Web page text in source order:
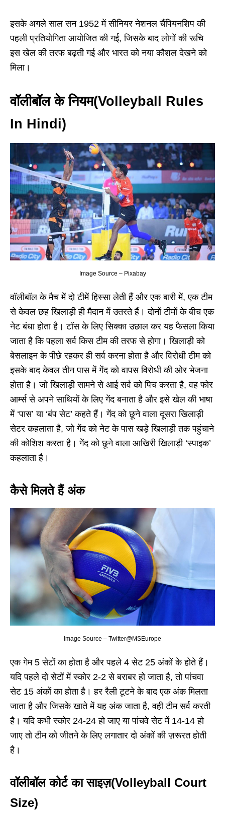
इसके अगले साल सन 1952 में सीनियर नेशनल चैंपियनशिप की
पहली प्रतियोगिता आयोजित की गई, जिसके बाद लोगों की रूचि
इस खेल की तरफ बढ़ती गई और भारत को नया कौशल देखने को
मिला।
वॉलीबॉल के नियम(Volleyball Rules
In Hindi)
Image Source – Pixabay
वॉलीबॉल के मैच में दो टीमें हिस्सा लेती हैं और एक बारी में, एक टीम
से केवल छह खिलाड़ी ही मैदान में उतरते हैं। दोनों टीमों के बीच एक
नेट बंधा होता है। टॉस के लिए सिक्का उछाल कर यह फैसला किया
जाता है कि पहला सर्व किस टीम की तरफ से होगा। खिलाड़ी को
बेसलाइन के पीछे रहकर ही सर्व करना होता है और विरोधी टीम को
इसके बाद केवल तीन पास में गेंद को वापस विरोधी की ओर भेजना
होता है। जो खिलाड़ी सामने से आई सर्व को पिच करता है, वह फोर
आर्म्स से अपने साथियों के लिए गेंद बनाता है और इसे खेल की भाषा
में ‘पास’ या ‘बंप सेट’ कहते हैं। गेंद को छूने वाला दूसरा खिलाड़ी
सेटर कहलाता है, जो गेंद को नेट के पास खड़े खिलाड़ी तक पहुंचाने
की कोशिश करता है। गेंद को छूने वाला आखिरी खिलाड़ी ‘स्पाइक’
कहलाता है।
कैसे मिलते हैं अंक
Image Source – Twitter@MSEurope
एक गेम 5 सेटों का होता है और पहले 4 सेट 25 अंकों के होते हैं।
यदि पहले दो सेटों में स्कोर 2-2 से बराबर हो जाता है, तो पांचवा
सेट 15 अंकों का होता है। हर रैली टूटने के बाद एक अंक मिलता
जाता है और जिसके खाते में यह अंक जाता है, वही टीम सर्व करती
है। यदि कभी स्कोर 24-24 हो जाए या पांचवे सेट में 14-14 हो
जाए तो टीम को जीतने के लिए लगातार दो अंकों की ज़रूरत होती
है।
वॉलीबॉल कोर्ट का साइज़(Volleyball Court
Size)